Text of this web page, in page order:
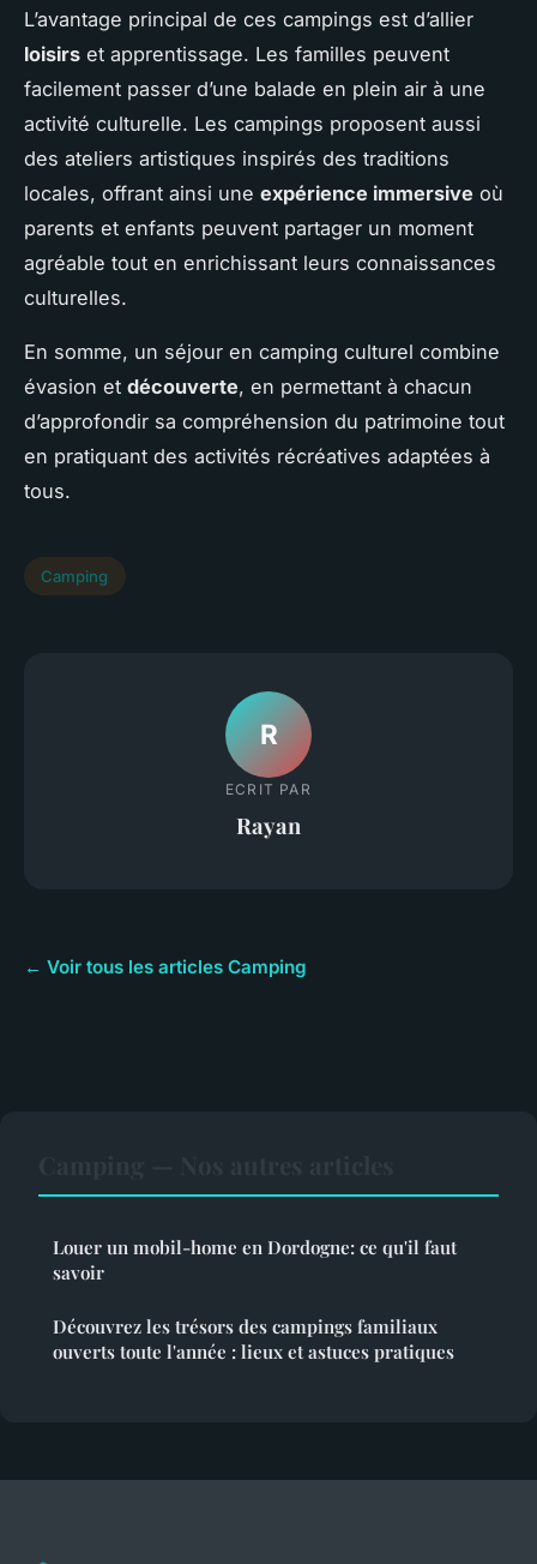
L’avantage principal de ces campings est d’allier
loisirs et apprentissage. Les familles peuvent
facilement passer d’une balade en plein air à une
activité culturelle. Les campings proposent aussi
des ateliers artistiques inspirés des traditions
locales, offrant ainsi une expérience immersive où
parents et enfants peuvent partager un moment
agréable tout en enrichissant leurs connaissances
culturelles.
En somme, un séjour en camping culturel combine
évasion et découverte, en permettant à chacun
d’approfondir sa compréhension du patrimoine tout
en pratiquant des activités récréatives adaptées à
tous.
Camping
R
ECRIT PAR
Rayan
← Voir tous les articles Camping
Louer un mobil-home en Dordogne: ce qu'il faut
savoir
Découvrez les trésors des campings familiaux
ouverts toute l'année : lieux et astuces pratiques